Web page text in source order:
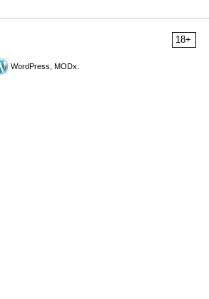
18+
WordPress, MODx.